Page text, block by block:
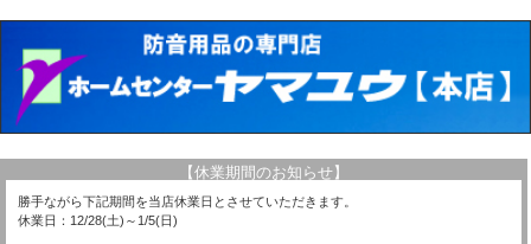
【休業期間のお知らせ】
勝手ながら下記期間を当店休業日とさせていただきます。
休業日：12/28(土)～1/5(日)